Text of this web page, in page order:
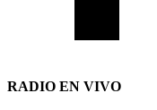
RADIO EN VIVO